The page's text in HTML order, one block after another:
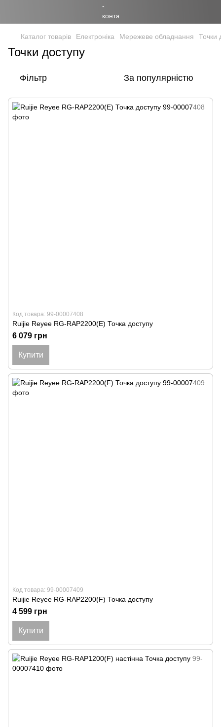
Каталог товарів Електроніка Мережеве обладнання Точки
Точки доступу
Фільтр За популярністю
Код товара: 99-00007408
Ruijie Reyee RG-RAP2200(E) Точка доступу
6 079 грн
Купити
Код товара: 99-00007409
Ruijie Reyee RG-RAP2200(F) Точка доступу
4 599 грн
Купити